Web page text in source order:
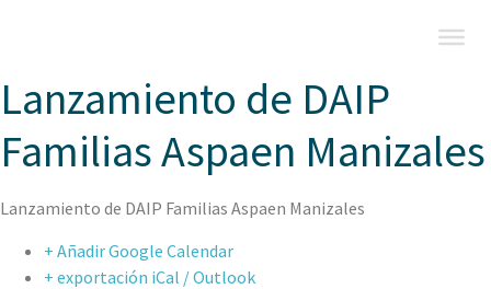
Lanzamiento de DAIP
Familias Aspaen Manizales
Lanzamiento de DAIP Familias Aspaen Manizales
+ Añadir Google Calendar
+ exportación iCal / Outlook